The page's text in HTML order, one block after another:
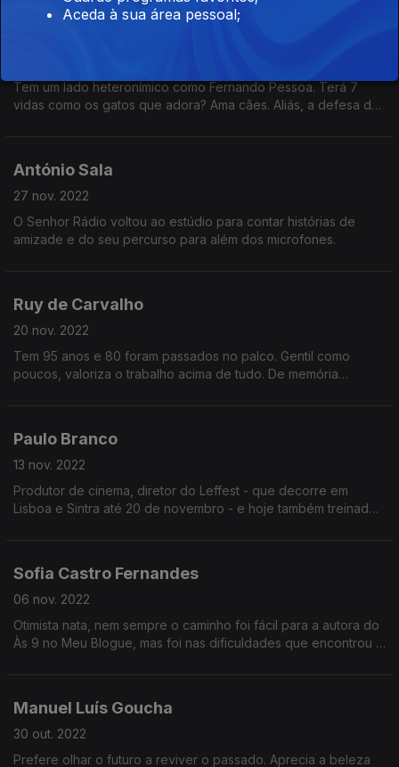
Tem um lado heteronímico como Fernando Pessoa. Terá 7
vidas como os gatos que adora? Ama cães. Aliás, a defesa dos
António Sala
27 nov. 2022
O Senhor Rádio voltou ao estúdio para contar histórias de
amizade e do seu percurso para além dos microfones.
Ruy de Carvalho
20 nov. 2022
Tem 95 anos e 80 foram passados no palco. Gentil como
poucos, valoriza o trabalho acima de tudo. De memória
Paulo Branco
13 nov. 2022
Produtor de cinema, diretor do Leffest - que decorre em
Lisboa e Sintra até 20 de novembro - e hoje também treinador
Sofia Castro Fernandes
06 nov. 2022
Otimista nata, nem sempre o caminho foi fácil para a autora do
Às 9 no Meu Blogue, mas foi nas dificuldades que encontrou a
Manuel Luís Goucha
30 out. 2022
Prefere olhar o futuro a reviver o passado. Aprecia a beleza
Aceda à sua área pessoal;